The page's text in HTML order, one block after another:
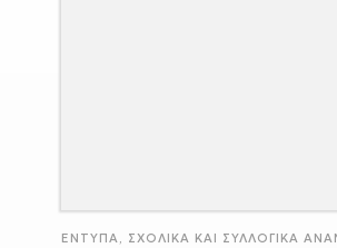
ΈΝΤΥΠΑ, ΣΧΟΛΙΚΆ ΚΑΙ ΣΥΛΛΟΓΙΚΆ